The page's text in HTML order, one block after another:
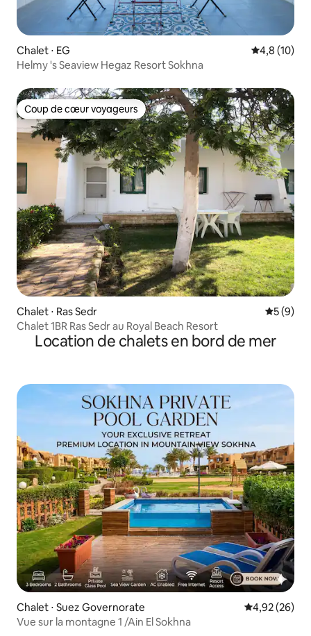
Chalet ⋅ EG Évaluation
4,8 (10)
Helmy 's Seaview Hegaz Resort Sokhna
Coup de cœur voyageurs
Coup de cœur voyageurs
Chalet ⋅ Ras Sedr
5 (9)
Chalet 1BR Ras Sedr au Royal Beach Resort
Location de chalets en bord de mer
Chalet ⋅ Suez Governorate Évaluation
4,92 (26)
Vue sur la montagne 1 /Ain El Sokhna